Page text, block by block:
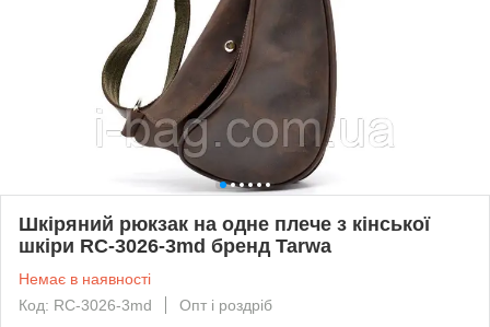
Шкіряний рюкзак на одне плече з кінської
шкіри RC-3026-3md бренд Tarwa
Немає в наявності
Код: RC-3026-3md
Опт і роздріб